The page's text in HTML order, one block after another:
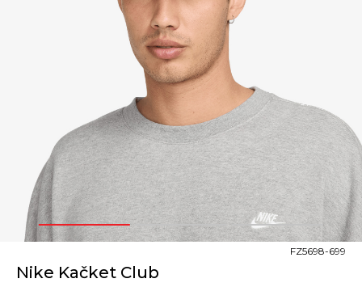
1 2 3
Nike Kačket Club
FZ5698-699